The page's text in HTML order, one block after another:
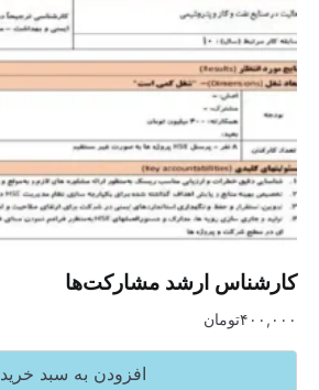
کارشناس ارشد مشارکت‌ها
۴۰۰,۰۰۰تومان
افزودن به سبد خرید